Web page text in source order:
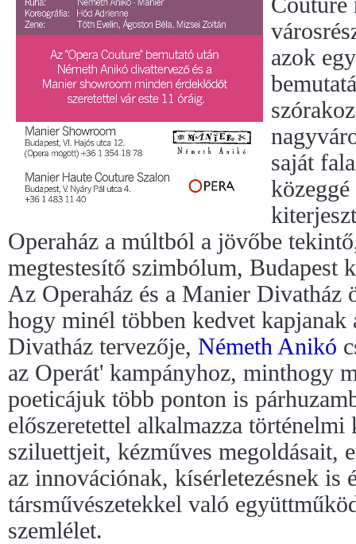
azok
saját
Operaház a múltból a jövőbe
megtestesítő szimbólum, Budapest
Az Operaház és a Manier Divatház
hogy minél többen kedvet kapjanak
Divatház tervezője, Németh Anikó
az Operát' kampányhoz, minthogy
poeticájuk több ponton is
előszeretettel alkalmazza
sziluettjeit, kézműves megoldásait,
az innovációnak, kísérletezésnek is
társművészetekkel való
szemlélet.